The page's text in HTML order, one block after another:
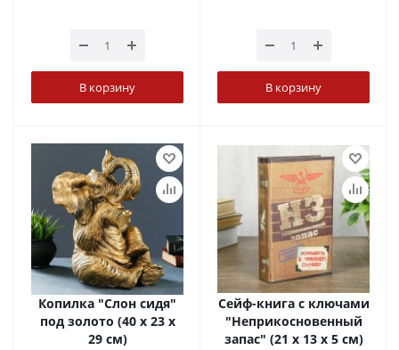
В корзину В корзину
Копилка "Слон сидя"
под золото (40 х 23 х
29 см)
Сейф-книга с ключами
"Неприкосновенный
запас" (21 х 13 х 5 см)